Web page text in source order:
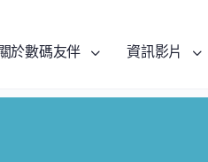
於數碼友伴 資訊影片